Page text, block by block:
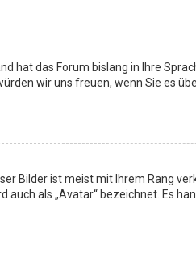
das Forum bislang in Ihre
wir uns freuen, wenn Sie es
Bilder ist meist mit Ihrem Rang
als „Avatar“ bezeichnet. Es